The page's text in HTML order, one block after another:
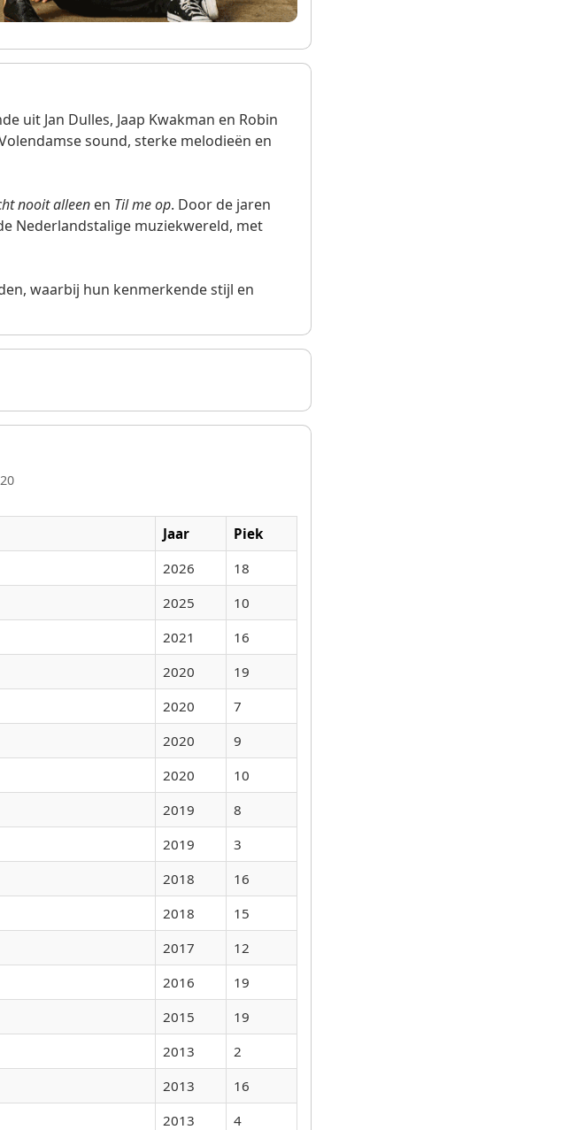
uit Jan Dulles, Jaap Kwakman en Robin
sound, sterke melodieën en
nooit alleen en Til me op. Door de jaren
Nederlandstalige muziekwereld, met
waarbij hun kenmerkende stijl en
Jaar
Piek
2026
18
2025
10
2021
16
2020
19
2020
7
2020
9
2020
10
2019
8
2019
3
2018
16
2018
15
2017
12
2016
19
2015
19
2013
2
2013
16
2013
4